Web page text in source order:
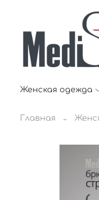
Женская одежда
Главная